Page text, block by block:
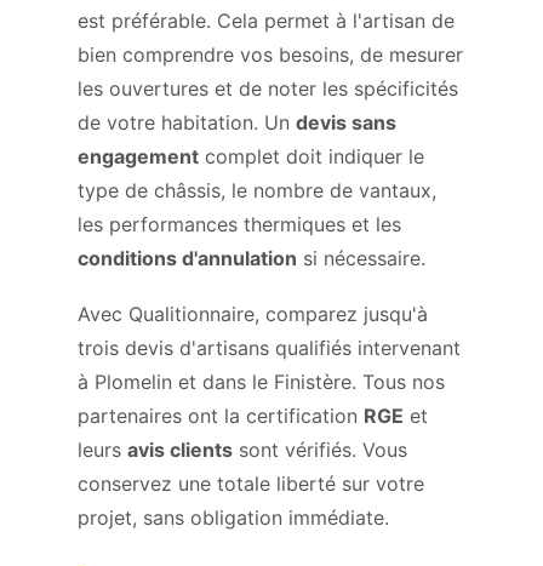
est préférable. Cela permet à l'artisan de
bien comprendre vos besoins, de mesurer
les ouvertures et de noter les spécificités
de votre habitation. Un devis sans
engagement complet doit indiquer le
type de châssis, le nombre de vantaux,
les performances thermiques et les
conditions d'annulation si nécessaire.
Avec Qualitionnaire, comparez jusqu'à
trois devis d'artisans qualifiés intervenant
à Plomelin et dans le Finistère. Tous nos
partenaires ont la certification RGE et
leurs avis clients sont vérifiés. Vous
conservez une totale liberté sur votre
projet, sans obligation immédiate.